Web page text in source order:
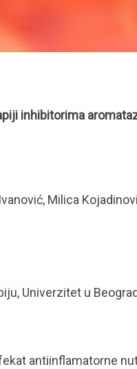
inhibitorima
Milica
Univerzitet u
antiinflamatorne